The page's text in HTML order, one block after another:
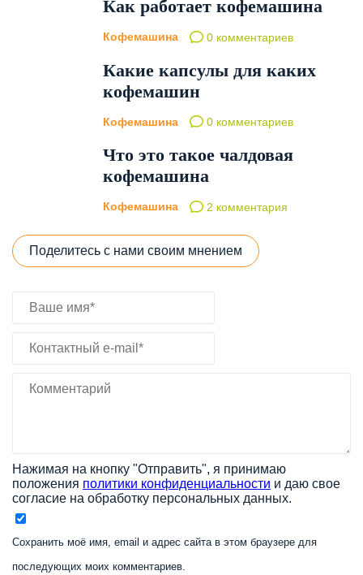
Как работает кофемашина
Кофемашина 0 комментариев
Какие капсулы для каких
кофемашин
Кофемашина 0 комментариев
Что это такое чалдовая
кофемашина
Кофемашина 2 комментария
Поделитесь с нами своим мнением
Нажимая на кнопку "Отправить", я принимаю
положения политики конфиденциальности и даю свое
согласие на обработку персональных данных.
Сохранить моё имя, email и адрес сайта в этом браузере для
последующих моих комментариев.